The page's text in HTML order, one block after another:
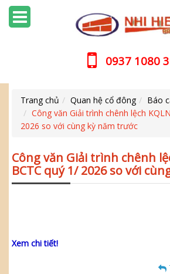
0937 1080
Trang chủ Quan hệ cổ đông
Báo
Công văn Giải trình chênh lệch
2026 so với cùng kỳ năm trước
Công văn Giải trình chênh
BCTC quý 1/ 2026 so với
Xem chi tiết!